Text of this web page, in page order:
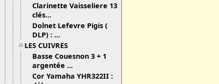
Clarinette Vaisseliere 13
clés...
Dolnet Lefevre Pigis (
DLP) : ...
LES CUIVRES
Basse Couesnon 3 + 1
argentée ...
Cor Yamaha YHR322II :